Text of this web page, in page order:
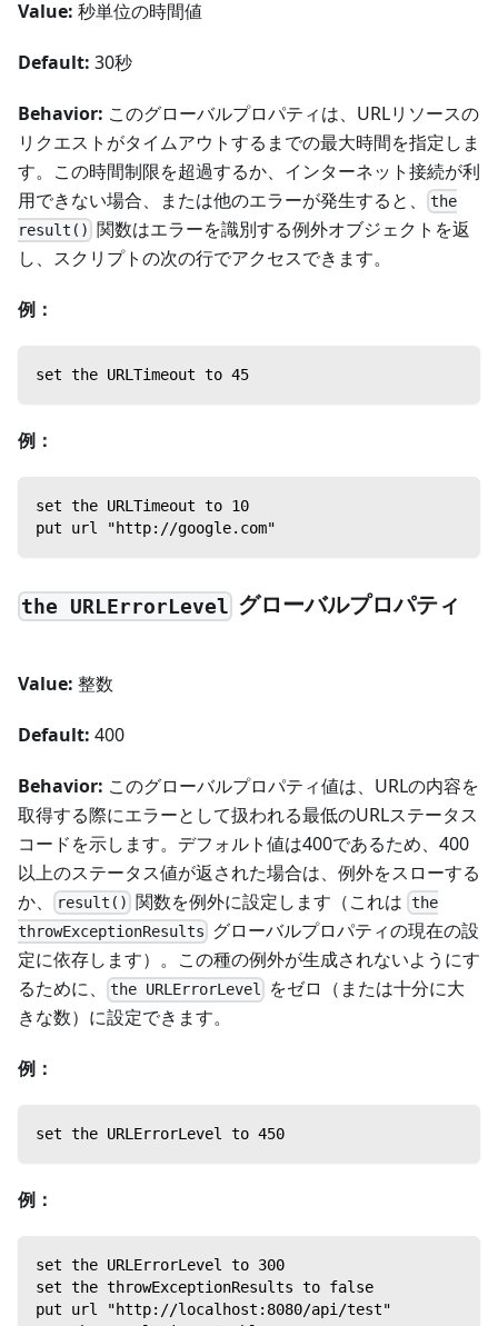
Value: 秒単位の時間値
Default: 30秒
Behavior: このグローバルプロパティは、URLリソースの
リクエストがタイムアウトするまでの最大時間を指定しま
す。この時間制限を超過するか、インターネット接続が利
用できない場合、または他のエラーが発生すると、
the
result() 関数はエラーを識別する例外オブジェクトを返
し、スクリプトの次の行でアクセスできます。
例：
set the URLTimeout to 45
例：
set the URLTimeout to 10
put url "http://google.com"
the URLErrorLevel グローバルプロパティ
Value: 整数
Default: 400
Behavior: このグローバルプロパティ値は、URLの内容を
取得する際にエラーとして扱われる最低のURLステータス
コードを示します。デフォルト値は400であるため、400
以上のステータス値が返された場合は、例外をスローする
か、
result() 関数を例外に設定します（これは the
throwExceptionResults グローバルプロパティの現在の設
定に依存します）。この種の例外が生成されないようにす
るために、
the URLErrorLevel
をゼロ（または十分に大
きな数）に設定できます。
例：
set the URLErrorLevel to 450
例：
set the URLErrorLevel to 300
set the throwExceptionResults to false
put url "http://localhost:8080/api/test"